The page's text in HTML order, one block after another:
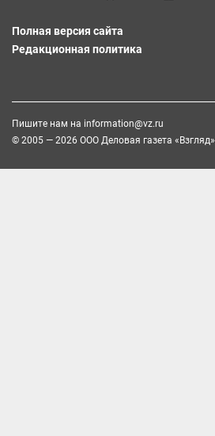
Полная версия сайта
Редакционная политика
Пишите нам на information@vz.ru
© 2005 — 2026 ООО Деловая газета «Взгляд»